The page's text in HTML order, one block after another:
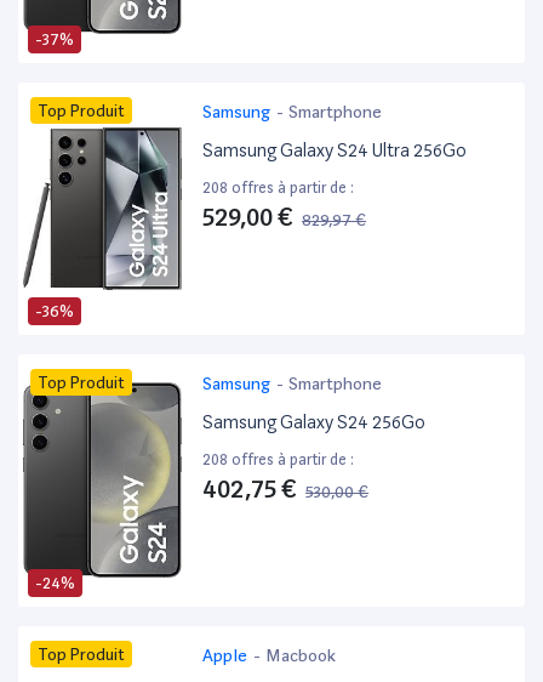
-37%
-36%
Top Produit Samsung - Smartphone
Samsung Galaxy S24 Ultra 256Go
208 offres à partir de :
529,00 € 829,97 €
-24%
Top Produit Samsung - Smartphone
Samsung Galaxy S24 256Go
208 offres à partir de :
402,75 € 530,00 €
Top Produit Apple - Macbook